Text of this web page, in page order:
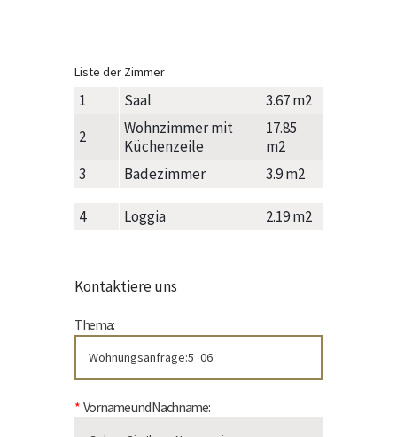
Liste der Zimmer
1 Saal
3.67 m2
2
Wohnzimmer mit
Küchenzeile
17.85
m2
3
Badezimmer 3.9 m2
4 Loggia 2.19 m2
Kontaktiere uns
Thema:
Vorname und Nachname: